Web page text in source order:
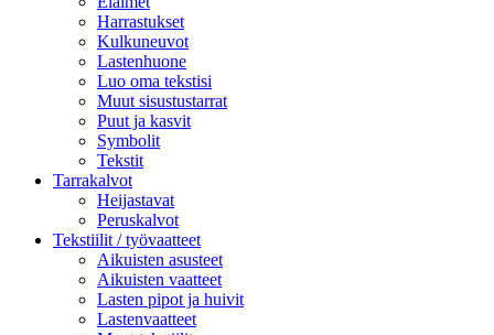
Harrastukset
Kulkuneuvot
Lastenhuone
Luo oma tekstisi
Muut sisustustarrat
Puut ja kasvit
Symbolit
Tekstit
Tarrakalvot
Heijastavat
Peruskalvot
Tekstiilit / työvaatteet
Aikuisten asusteet
Aikuisten vaatteet
Lasten pipot ja huivit
Lastenvaatteet